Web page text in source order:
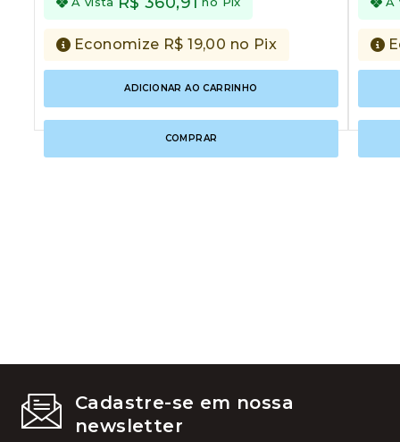
Economize R$19,00 no Pix
ADICIONAR AO CARRINHO
COMPRAR
Cadastre-se em nossa
newsletter